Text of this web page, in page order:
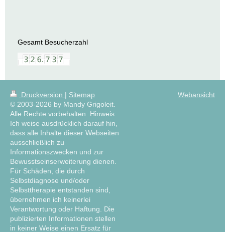
Gesamt Besucherzahl
Druckversion | Sitemap
© 2003-2026 by Mandy Grigoleit.
Alle Rechte vorbehalten. Hinweis:
Ich weise ausdrücklich darauf hin,
dass alle Inhalte dieser Webseiten
ausschließlich zu
Informationszwecken und zur
Bewusstseinserweiterung dienen.
Für Schäden, die durch
Selbstdiagnose und/oder
Selbsttherapie entstanden sind,
übernehmen ich keinerlei
Verantwortung oder Haftung. Die
publizierten Informationen stellen
in keiner Weise einen Ersatz für
Webansicht